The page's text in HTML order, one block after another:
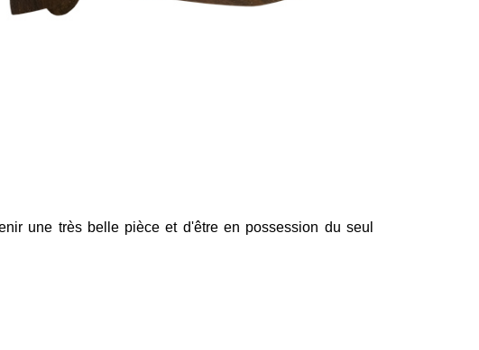
une très belle pièce et d'être en possession du seul